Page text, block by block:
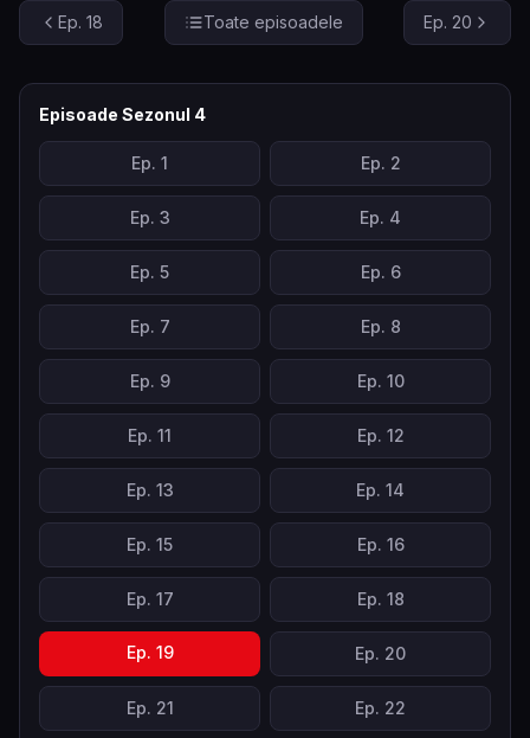
Ep. 18 Toate episoadele Ep. 20
Episoade Sezonul 4
Ep. 1 Ep. 2
Ep. 3 Ep. 4
Ep. 5 Ep. 6
Ep. 7 Ep. 8
Ep. 9 Ep. 10
Ep. 11 Ep. 12
Ep. 13 Ep. 14
Ep. 15 Ep. 16
Ep. 17 Ep. 18
Ep. 19 Ep. 20
Ep. 21 Ep. 22